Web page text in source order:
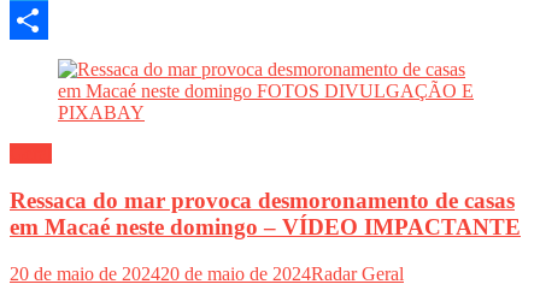
Twitter
Ressaca do mar provoca desmoronamento de casas
em Macaé neste domingo – VÍDEO IMPACTANTE
20 de maio de 202420 de maio de 2024Radar Geral